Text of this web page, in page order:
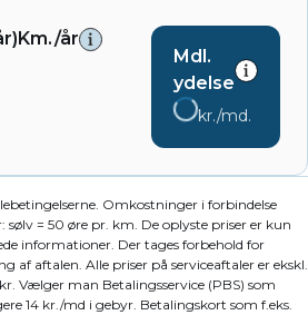
Km./år
Mdl.
ydelse
kr./md.
Omkostninger i forbindelse
= 50 øre pr. km. De oplyste priser er kun
informationer. Der tages forbehold for
af aftalen. Alle priser på serviceaftaler er ekskl.
Vælger man Betalingsservice (PBS) som
14 kr./md i gebyr. Betalingskort som f.eks.